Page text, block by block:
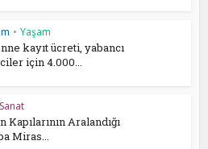
• Yaşam
kayıt ücreti, yabancı
için 4.000...
Kapılarının Aralandığı
Miras...